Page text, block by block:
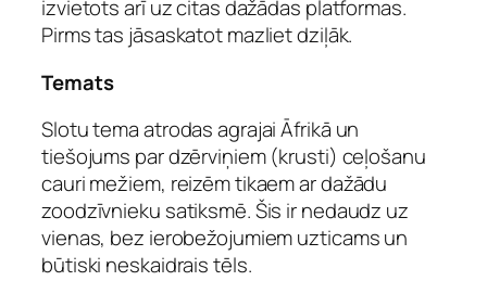
izvietots arī uz citas dažādas platformas.
Pirms tas jāsaskatot mazliet dziļāk.
Temats
Slotu tema atrodas agrajai Āfrikā un
tiešojums par dzērviņiem (krusti) ceļošanu
cauri mežiem, reizēm tikaem ar dažādu
zoodzīvnieku satiksmē. Šis ir nedaudz uz
vienas, bez ierobežojumiem uzticams un
būtiski neskaidrais tēls.